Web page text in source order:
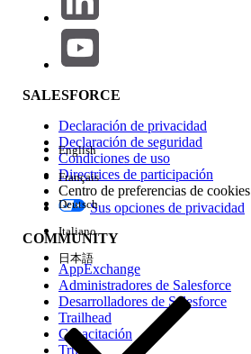
Repercusión de función
Edición
Experiencia
SALESFORCE
Declaración de privacidad
Declaración de seguridad
Condiciones de uso
Directrices de participación
Centro de preferencias de cookies
Sus opciones de privacidad
COMMUNITY
AppExchange
Administradores de Salesforce
Desarrolladores de Salesforce
Trailhead
Capacitación
Trust
English
Français
Deutsch
Italiano
日本語